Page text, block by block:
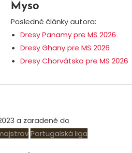
Myso
Posledné články autora:
Dresy Panamy pre MS 2026
Dresy Ghany pre MS 2026
Dresy Chorvátska pre MS 2026
a zaradené do
Portugalská liga